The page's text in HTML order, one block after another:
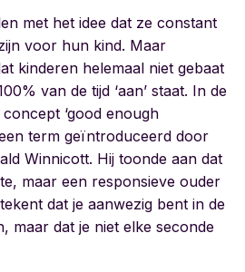
met het idee dat ze constant
voor hun kind. Maar
kinderen helemaal niet gebaat
van de tijd ‘aan’ staat. In de
‘good enough
term geïntroduceerd door
Winnicott. Hij toonde aan dat
maar een responsieve ouder
dat je aanwezig bent in de
maar dat je niet elke seconde